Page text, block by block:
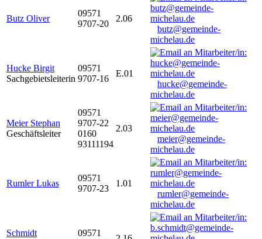
Butz Oliver
09571
9707-20
2.06
butz@gemeinde-
michelau.de
Hucke Birgit
Sachgebietsleiterin
09571
9707-16
E.01
hucke@gemeinde-
michelau.de
Meier Stephan
Geschäftsleiter
09571
9707-22
0160
93111194
2.03
meier@gemeinde-
michelau.de
Rumler Lukas
09571
9707-23
1.01
rumler@gemeinde-
michelau.de
Schmidt
09571